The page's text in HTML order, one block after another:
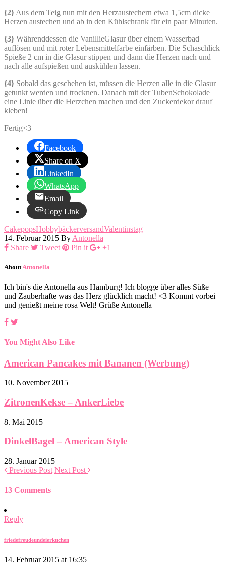
{2} Aus dem Teig nun mit den Herzaustechern etwa 1,5cm dicke
Herzen austechen und ab in den Kühlschrank für ein paar Minuten.
{3} Währenddessen die VanillieGlasur über einem Wasserbad
auflösen und mit roter Lebensmittelfarbe einfärben. Die Schaschlick
Spieße 2 cm in die Glasur stippen und dann die Herzen nach und
nach alle aufspießen und auskühlen lassen.
{4} Sobald das geschehen ist, müssen die Herzen alle in die Glasur
getunkt werden und trocknen. Danach mit der TubenSchokolade
eine Linie über die Herzchen machen und den Zuckerdekor drauf
kleben!
Fertig<3
Facebook
Share on X
LinkedIn
WhatsApp
Email
Copy Link
CakepopsHobbybäckerversandValentinstag
14. Februar 2015 By Antonella
Share
Tweet Pin it +1
About Antonella
Ich bin's die Antonella aus Hamburg! Ich blogge über alles Süße
und Zauberhafte was das Herz glücklich macht! <3 Kommt vorbei
und genießt meine rosa Welt! Grüße Antonella
You Might Also Like
American Pancakes mit Bananen (Werbung)
10. November 2015
ZitronenKekse – AnkerLiebe
8. Mai 2015
DinkelBagel – American Style
28. Januar 2015
Previous Post Next Post
13 Comments
Reply
friedefreudeundeierkuchen
14. Februar 2015 at 16:35